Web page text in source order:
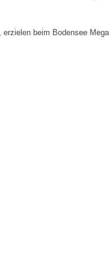
beim Bodensee